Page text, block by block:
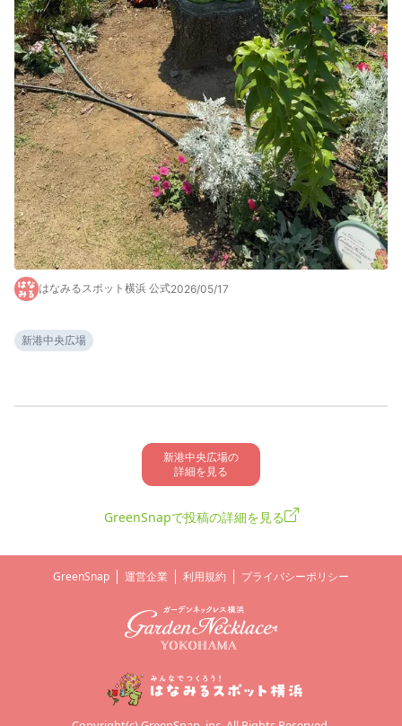
はなみるスポット横浜 公式2026/05/17
新港中央広場
新港中央広場の
詳細を見る
GreenSnapで投稿の詳細を見る
GreenSnap 運営企業 利用規約 プライバシーポリシー